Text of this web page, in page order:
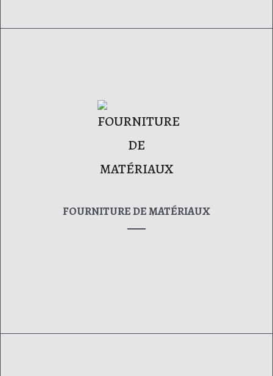
FOURNITURE DE MATÉRIAUX